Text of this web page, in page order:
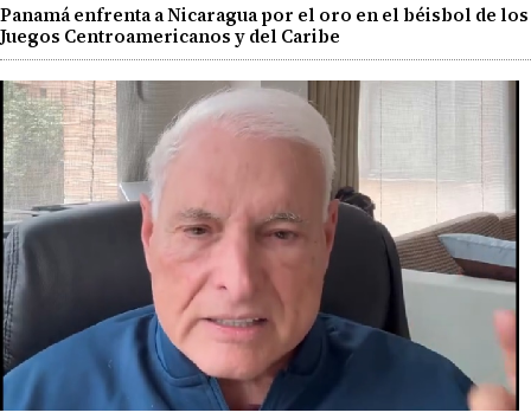
Panamá enfrenta a Nicaragua por el oro en el béisbol de los
Juegos Centroamericanos y del Caribe